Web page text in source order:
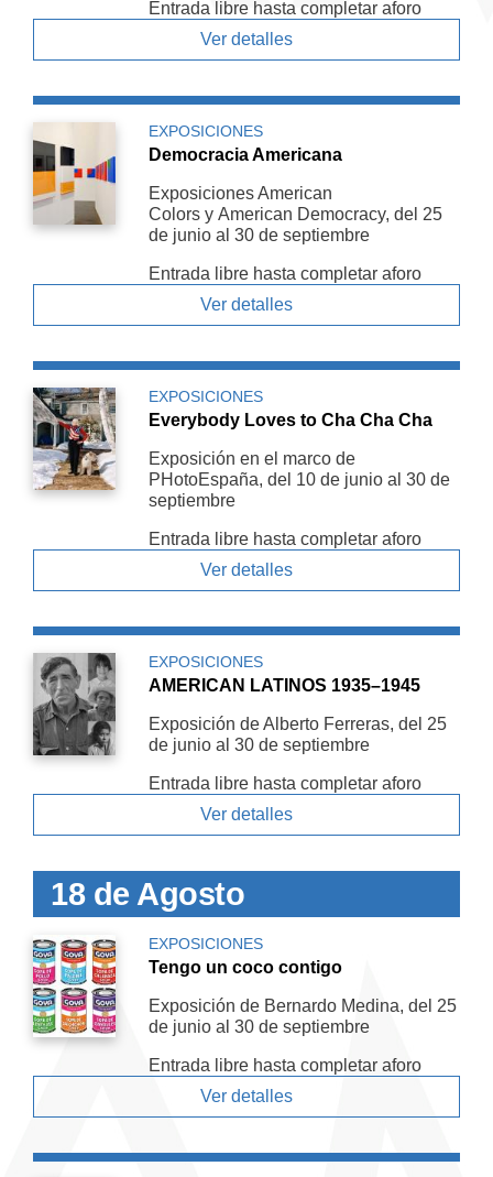
Entrada libre hasta completar aforo
Ver detalles
EXPOSICIONES
Democracia Americana
Exposiciones American
Colors y American De­mocracy, del 25
de junio al 30 de septiembre
Entrada libre hasta completar aforo
Ver detalles
EXPOSICIONES
Everybody Loves to Cha Cha Cha
Exposición en el marco de
PHotoEspaña, del 10 de junio al 30 de
septiembre
Entrada libre hasta completar aforo
Ver detalles
EXPOSICIONES
AMERICAN LATINOS 1935–1945
Exposición de Alberto Ferreras, del 25
de junio al 30 de septiembre
Entrada libre hasta completar aforo
Ver detalles
18 de Agosto
EXPOSICIONES
Tengo un coco contigo
Exposición de Bernardo Medina, del 25
de junio al 30 de septiembre
Entrada libre hasta completar aforo
Ver detalles